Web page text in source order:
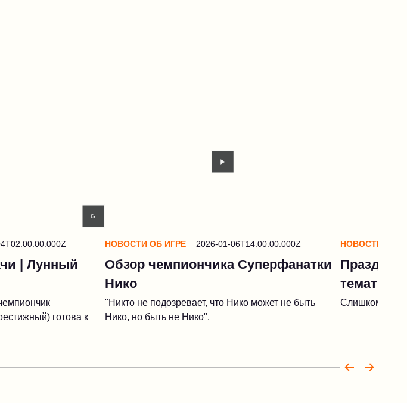
| Лунный
готова к
НОВОСТИ ОБ ИГРЕ 2026-01-06T14:00:00.000Z
Обзор чемпиончика Суперфанатки
Нико
"Никто не подозревает, что Нико может не быть
Нико, но быть не Нико".
НОВОСТИ ОБ
Праздник
тематики
Слишком